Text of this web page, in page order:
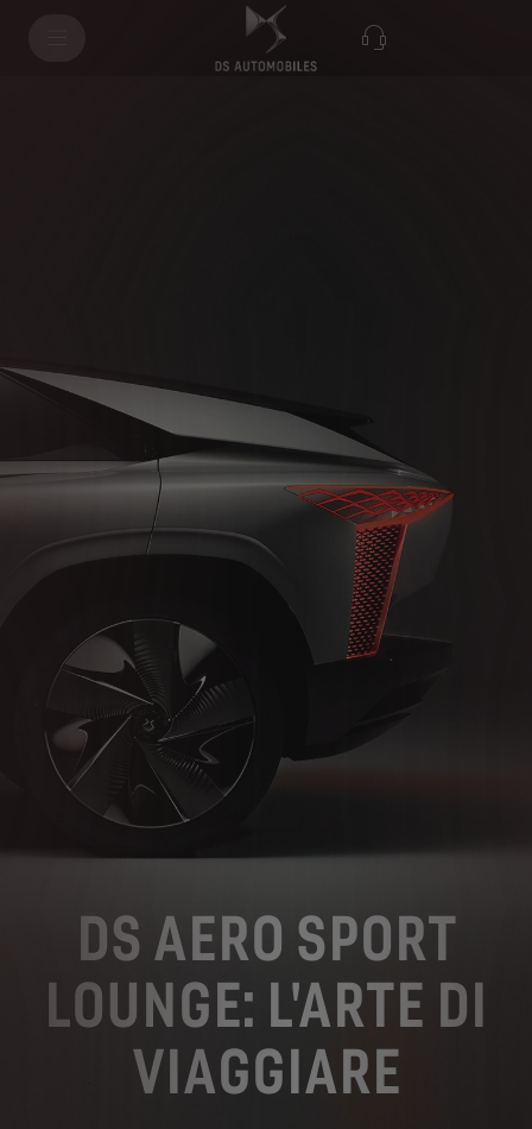
DS AERO SPORT
LOUNGE: L'ARTE DI
VIAGGIARE